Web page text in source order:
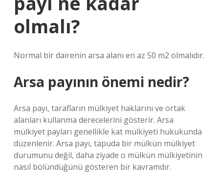
olmalı?
Normal bir dairenin arsa alanı en az 50 m2 olmalıdır.
Arsa payının önemi nedir?
Arsa payı, tarafların mülkiyet haklarını ve ortak
alanları kullanma derecelerini gösterir. Arsa
mülkiyet payları genellikle kat mülkiyeti hukukunda
düzenlenir. Arsa payı, tapuda bir mülkün mülkiyet
durumunu değil, daha ziyade o mülkün mülkiyetinin
nasıl bölündüğünü gösteren bir kavramdır.